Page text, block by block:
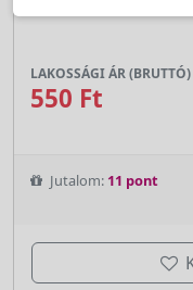
LAKOSSÁGI ÁR (BRUTTÓ)
550 Ft
Jutalom: 11 pont